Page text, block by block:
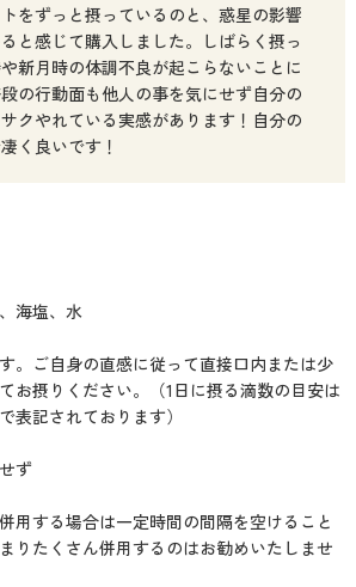
をずっと摂っているのと、惑星の影響
と感じて購入しました。しばらく摂っ
新月時の体調不良が起こらないことに
の行動面も他人の事を気にせず自分の
クやれている実感があります！自分の
く良いです！
海塩、水
。ご自身の直感に従って直接口内または少
お摂りください。（1日に摂る滴数の目安は
表記されております）
ず
用する場合は一定時間の間隔を空けること
りたくさん併用するのはお勧めいたしませ